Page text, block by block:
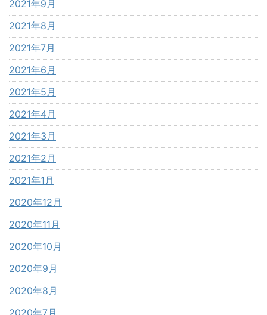
2021年9月
2021年8月
2021年7月
2021年6月
2021年5月
2021年4月
2021年3月
2021年2月
2021年1月
2020年12月
2020年11月
2020年10月
2020年9月
2020年8月
2020年7月